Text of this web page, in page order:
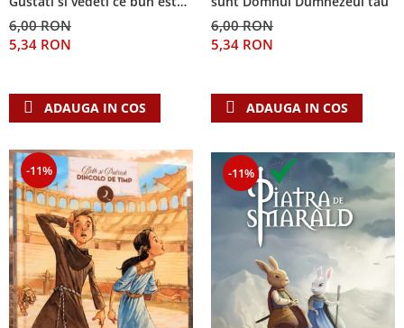
Domnul!
6,00 RON
5,34 RON
ADAUGA IN COS
6,00 RON
5,34 RON
ADAUGA IN COS
-11% -11%